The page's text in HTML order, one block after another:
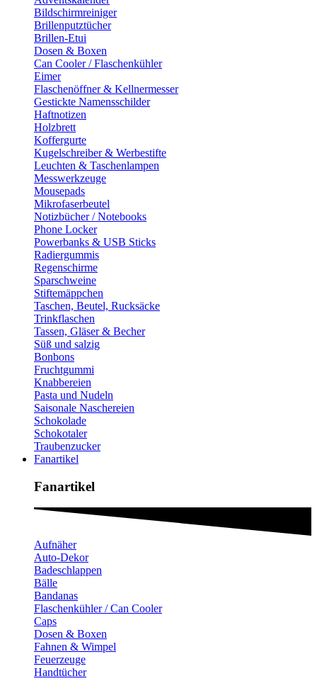
Bildschirmreiniger
Brillenputztücher
Brillen-Etui
Dosen & Boxen
Can Cooler / Flaschenkühler
Eimer
Flaschenöffner & Kellnermesser
Gestickte Namensschilder
Haftnotizen
Holzbrett
Koffergurte
Kugelschreiber & Werbestifte
Leuchten & Taschenlampen
Messwerkzeuge
Mousepads
Mikrofaserbeutel
Notizbücher / Notebooks
Phone Locker
Powerbanks & USB Sticks
Radiergummis
Regenschirme
Sparschweine
Stiftemäppchen
Taschen, Beutel, Rucksäcke
Trinkflaschen
Tassen, Gläser & Becher
Süß und salzig
Bonbons
Fruchtgummi
Knabbereien
Pasta und Nudeln
Saisonale Naschereien
Schokolade
Schokotaler
Traubenzucker
Fanartikel
Fanartikel​
Aufnäher
Auto-Dekor
Badeschlappen
Bälle
Bandanas
Flaschenkühler / Can Cooler
Caps
Dosen & Boxen
Fahnen & Wimpel
Feuerzeuge
Handtücher